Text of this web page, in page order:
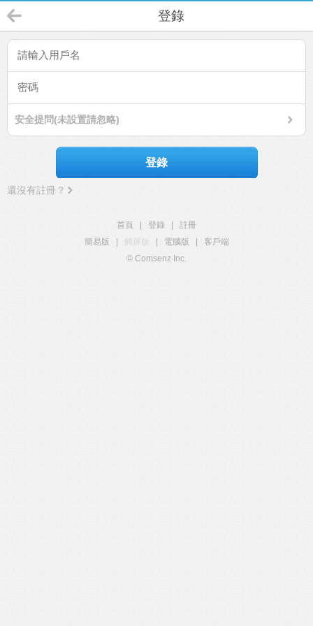
登錄
安全提問(未設置請忽略)
登錄
還沒有註冊？
首頁 登錄
註冊
簡易版
觸屏版 電腦版
客戶端
© Comsenz Inc.